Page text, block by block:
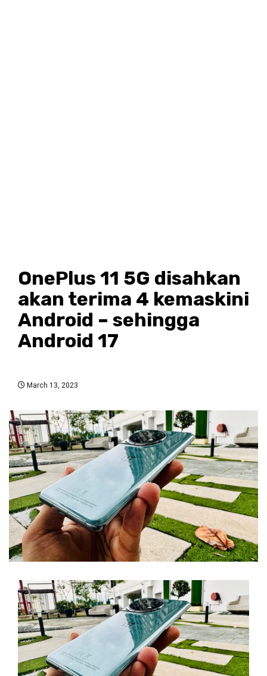
OnePlus 11 5G disahkan
akan terima 4 kemaskini
Android – sehingga
Android 17
March 13, 2023